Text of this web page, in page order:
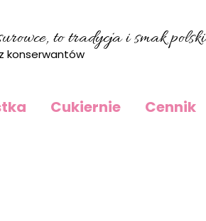
to tradycja i smak
konserwantów
Cukiernie Cennik